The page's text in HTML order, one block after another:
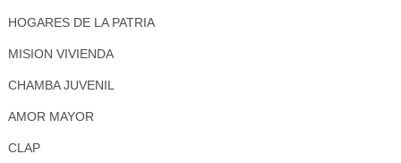
HOGARES DE LA PATRIA
MISION VIVIENDA
CHAMBA JUVENIL
AMOR MAYOR
CLAP